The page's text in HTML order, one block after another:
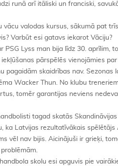
runā arī itāliski un franciski,
vācu valodas kursus, sākumā pat
Varbūt esi gatavs iekarot Vāciju?
PSG Lyss man bija līdz 30. aprīlim,
pārspēlēs vienojāmies
pagaidām skaidrības nav.
Wacker Thun. No klubu
tomēr garantijas neviens
tagad skatās
ka Latvijas rezultatīvākais
vēl nav bijis. Aicinājuši ir grieķi,
skolu esi apguvis pie